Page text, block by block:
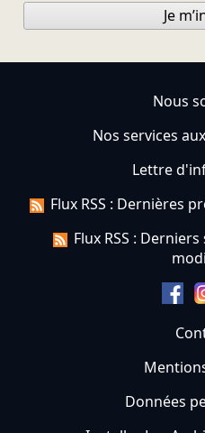
Je
Nous
Nos services
Lettre
Flux RSS : Dernières
Flux RSS :
Données